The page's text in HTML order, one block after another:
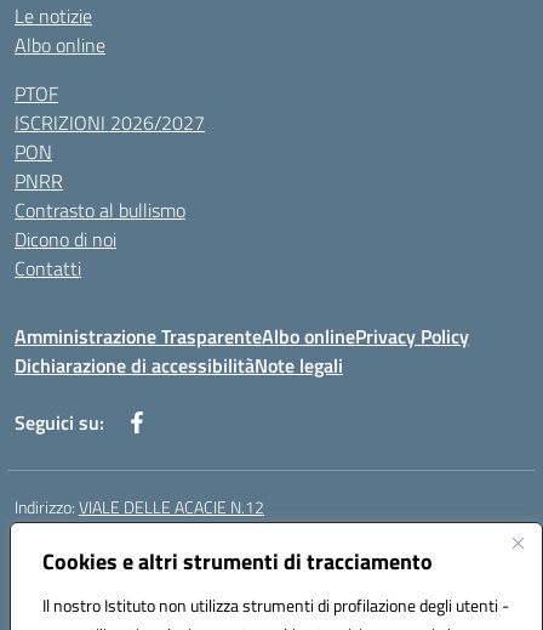
Cookies e altri strumenti di tracciamento
Il nostro Istituto non utilizza strumenti di profilazione degli utenti -
Le notizie
Albo online
PTOF
ISCRIZIONI 2026/2027
PON
PNRR
Contrasto al bullismo
Dicono di noi
Contatti
Amministrazione TrasparenteAlbo onlinePrivacy Policy
Dichiarazione di accessibilitàNote legali
Seguici su:
Indirizzo:VIALE DELLE ACACIE N.12
Centralino:
Posta elettronica certificata (PEC):ceic87900q@pec.istruzione.it
Codice fiscale: 93082010617